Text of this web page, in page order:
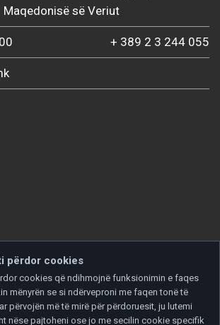
Maqedonisë së Veriut
+ 389 2 3 244 055
përdor cookies
cookies që ndihmojnë funksionimin e faqes
mënyrën se si ndërveproni me faqen tonë të
përvojën më të mirë për përdoruesit, ju lutemi
nëse pajtoheni ose jo me secilin cookie specifik